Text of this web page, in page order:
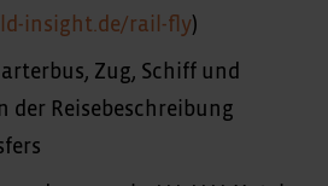
insight.de/rail-fly)
Zug, Schiff und
der Reisebeschreibung